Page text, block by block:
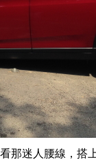
那迷人腰線，搭